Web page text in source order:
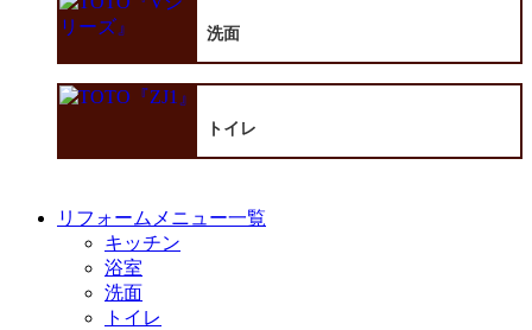
洗面
トイレ
リフォームメニュー一覧
キッチン
浴室
洗面
トイレ